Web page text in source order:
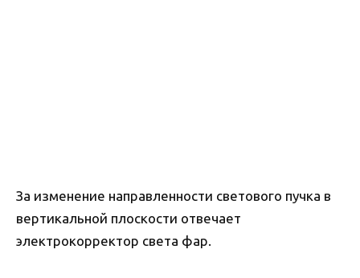
За изменение направленности светового пучка в
вертикальной плоскости отвечает
электрокорректор света фар.